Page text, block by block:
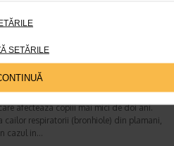
SETĂRILE cauze, diagnostic,
19 mai 2026
afecteaza copiii mai mici de doi ani.
cailor respiratorii (bronhiole) din plamani,
cazul in…